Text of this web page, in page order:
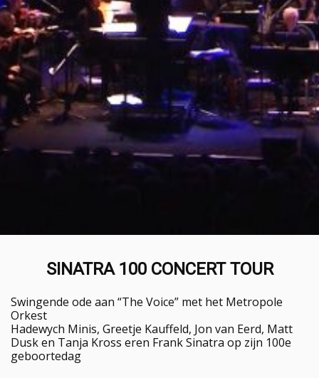
SINATRA 100 CONCERT TOUR
Swingende ode aan “The Voice” met het Metropole
Orkest
Hadewych Minis, Greetje Kauffeld, Jon van Eerd, Matt
Dusk en Tanja Kross eren Frank Sinatra op zijn 100e
geboortedag